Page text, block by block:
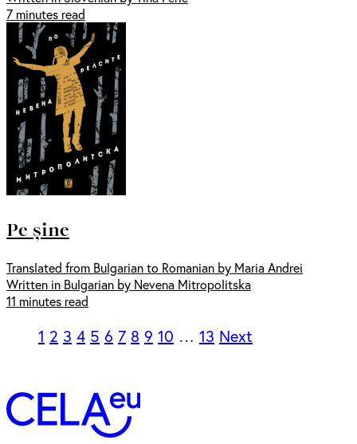
7 minutes read
Pe șine
Translated from Bulgarian to Romanian by Maria Andrei
Written in Bulgarian by Nevena Mitropolitska
11 minutes read
1 2 3 4 5 6 7 8 9 10 … 13 Next